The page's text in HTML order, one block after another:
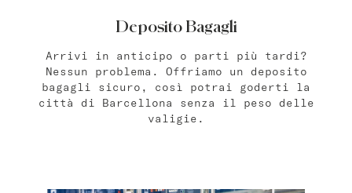
Deposito Bagagli
Arrivi in anticipo o parti più tardi?
Nessun problema. Offriamo un deposito
bagagli sicuro, così potrai goderti la
città di Barcellona senza il peso delle
valigie.